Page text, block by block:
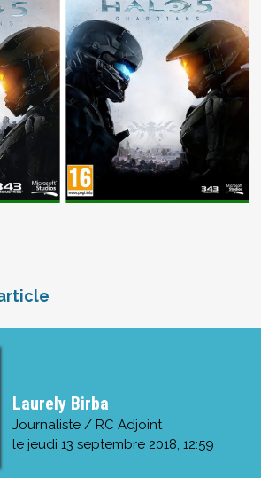
Laurely Birba
Journaliste / RC Adjoint
le jeudi 13 septembre 2018, 12:59